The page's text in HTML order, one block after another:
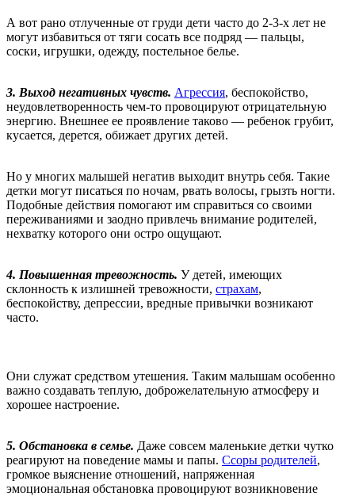
А вот рано отлученные от груди дети часто до 2-3-х лет не
могут избавиться от тяги сосать все подряд — пальцы,
соски, игрушки, одежду, постельное белье.
3. Выход негативных чувств. Агрессия, беспокойство,
неудовлетворенность чем-то провоцируют отрицательную
энергию. Внешнее ее проявление таково — ребенок грубит,
кусается, дерется, обижает других детей.
Но у многих малышей негатив выходит внутрь себя. Такие
детки могут писаться по ночам, рвать волосы, грызть ногти.
Подобные действия помогают им справиться со своими
переживаниями и заодно привлечь внимание родителей,
нехватку которого они остро ощущают.
4. Повышенная тревожность. У детей, имеющих
склонность к излишней тревожности, страхам,
беспокойству, депрессии, вредные привычки возникают
часто.
Они служат средством утешения. Таким малышам особенно
важно создавать теплую, доброжелательную атмосферу и
хорошее настроение.
5. Обстановка в семье. Даже совсем маленькие детки чутко
реагируют на поведение мамы и папы. Ссоры родителей,
громкое выяснение отношений, напряженная
эмоциональная обстановка провоцируют возникновение